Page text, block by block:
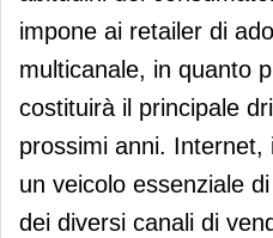
impone ai retailer di
multicanale, in quanto
costituirà il principale
prossimi anni.
un veicolo essenziale
dei diversi canali di